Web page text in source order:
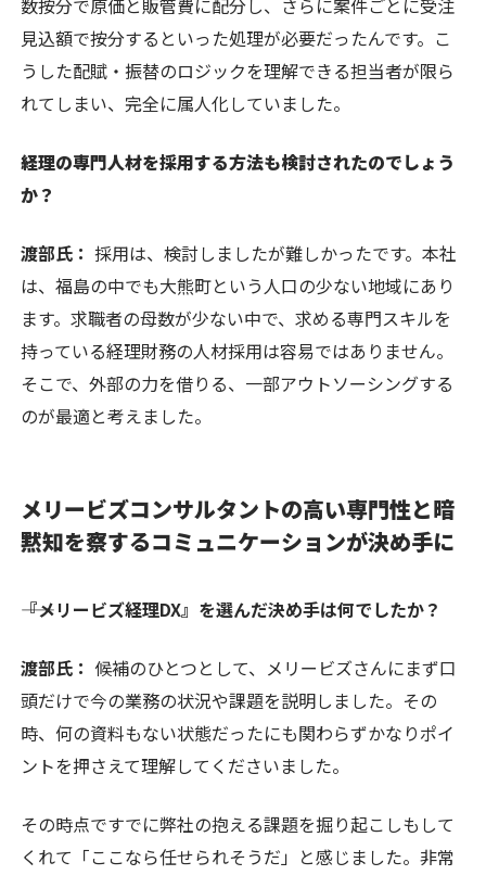
数按分で原価と販管費に配分し、さらに案件ごとに受注
見込額で按分するといった処理が必要だったんです。こ
うした配賦・振替のロジックを理解できる担当者が限ら
れてしまい、完全に属人化していました。
経理の専門人材を採用する方法も検討されたのでしょう
か？
渡部氏： 採用は、検討しましたが難しかったです。本社
は、福島の中でも大熊町という人口の少ない地域にあり
ます。求職者の母数が少ない中で、求める専門スキルを
持っている経理財務の人材採用は容易ではありません。
そこで、外部の力を借りる、一部アウトソーシングする
のが最適と考えました。
メリービズコンサルタントの高い専門性と暗
黙知を察するコミュニケーションが決め手に
――『メリービズ経理DX』を選んだ決め手は何でしたか？
渡部氏： 候補のひとつとして、メリービズさんにまず口
頭だけで今の業務の状況や課題を説明しました。その
時、何の資料もない状態だったにも関わらずかなりポイ
ントを押さえて理解してくださいました。
その時点ですでに弊社の抱える課題を掘り起こしもして
くれて「ここなら任せられそうだ」と感じました。非常